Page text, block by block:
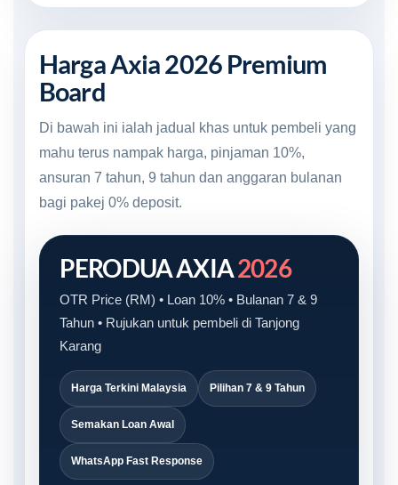
Harga Axia 2026 Premium
Board
Di bawah ini ialah jadual khas untuk pembeli yang
mahu terus nampak harga, pinjaman 10%,
ansuran 7 tahun, 9 tahun dan anggaran bulanan
bagi pakej 0% deposit.
PERODUA AXIA2026
OTR Price (RM) • Loan 10% • Bulanan 7 & 9
Tahun • Rujukan untuk pembeli di Tanjong
Karang
Harga Terkini Malaysia Pilihan 7 & 9 Tahun
Semakan Loan Awal
WhatsApp Fast Response